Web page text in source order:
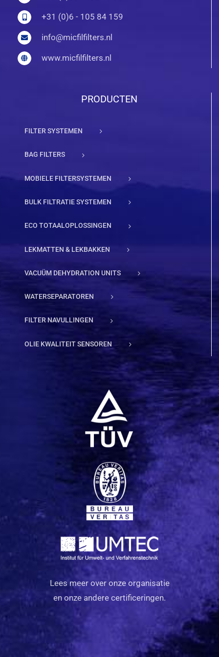
+31 (0)6 - 105 84 159
info@micfilfilters.nl
www.micfilfilters.nl
PRODUCTEN
FILTER SYSTEMEN
BAG FILTERS
MOBIELE FILTERSYSTEMEN
BULK FILTRATIE SYSTEMEN
ECO TOTAALOPLOSSINGEN
LEKMATTEN & LEKBAKKEN
VACUÜM DEHYDRATION UNITS
WATERSEPARATOREN
FILTER NAVULLINGEN
OLIE KWALITEIT SENSOREN
Lees meer over onze organisatie
en onze andere certificeringen.